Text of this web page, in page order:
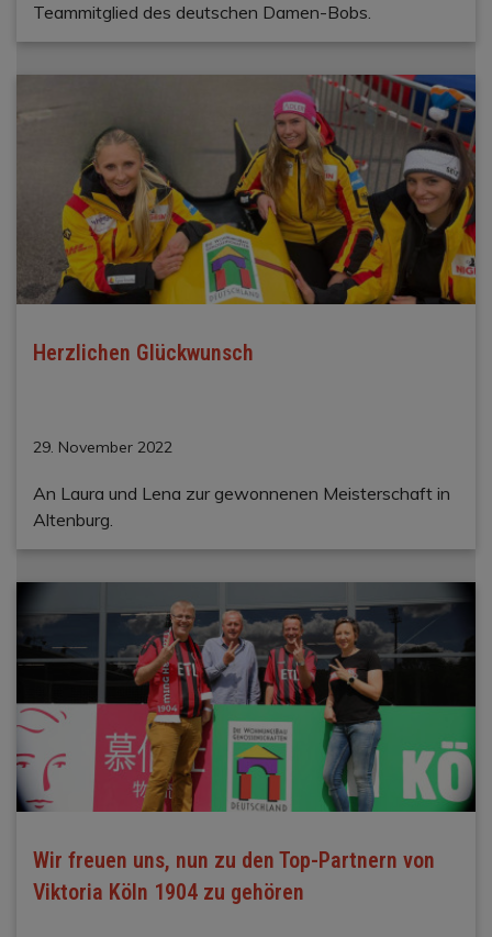
Teammitglied des deutschen Damen-Bobs.
Herzlichen Glückwunsch
29. November 2022
An Laura und Lena zur gewonnenen Meisterschaft in
Altenburg.
Wir freuen uns, nun zu den Top-Partnern von
Viktoria Köln 1904 zu gehören